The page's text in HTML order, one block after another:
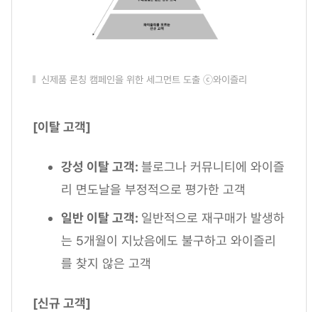
신제품 론칭 캠페인을 위한 세그먼트 도출 ⓒ와이즐리
[이탈 고객]
강성 이탈 고객: 블로그나 커뮤니티에 와이즐
리 면도날을 부정적으로 평가한 고객
일반 이탈 고객: 일반적으로 재구매가 발생하
는 5개월이 지났음에도 불구하고 와이즐리
를 찾지 않은 고객
[신규 고객]